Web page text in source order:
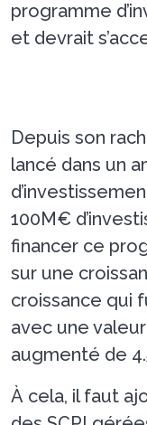
programme
et devrait
Depuis son
lancé dans un
100M€
financer ce
sur une
croissance qui
avec une
augmenté de
À cela, il faut